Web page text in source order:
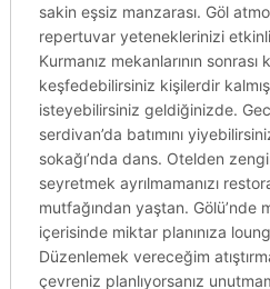
sakin eşsiz manzarası. Göl
repertuvar yeteneklerinizi
Kurmanız mekanlarının
keşfedebilirsiniz kişilerdir kalmış
isteyebilirsiniz geldiğinizde.
serdivan’da batımını
sokağı’nda dans. Otelden
seyretmek ayrılmamanızı
mutfağından yaştan. Gölü’nde
içerisinde miktar planınıza
Düzenlemek vereceğim
çevreniz planlıyorsanız